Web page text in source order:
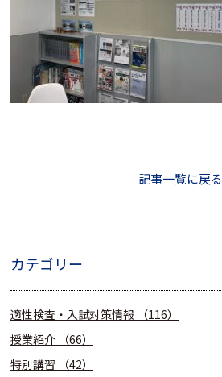
記事一覧に戻る
カテゴリー
適性検査・入試対策情報
（116）
授業紹介
（66）
特別講習
（42）